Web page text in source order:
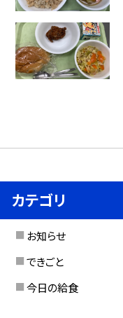
カテゴリ
お知らせ
できごと
今日の給食